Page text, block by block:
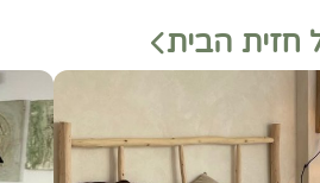
חזית הבית